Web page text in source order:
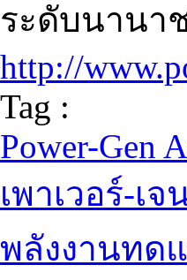
ระดับนานา
http://
Tag :
Power-Gen
เพาเวอร์-เจ
พลังงานทด